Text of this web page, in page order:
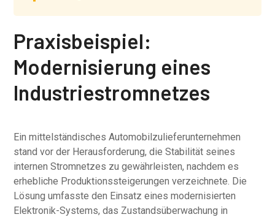
Praxisbeispiel:
Modernisierung eines
Industriestromnetzes
Ein mittelständisches Automobilzulieferunternehmen
stand vor der Herausforderung, die Stabilität seines
internen Stromnetzes zu gewährleisten, nachdem es
erhebliche Produktionssteigerungen verzeichnete. Die
Lösung umfasste den Einsatz eines modernisierten
Elektronik-Systems, das Zustandsüberwachung in